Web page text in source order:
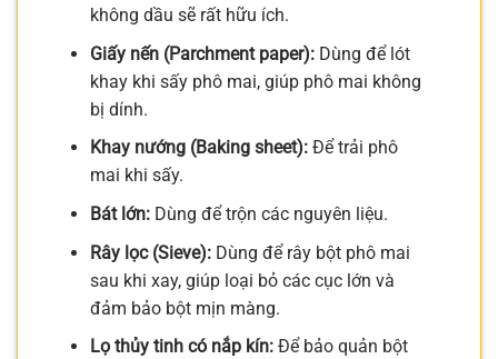
không dầu sẽ rất hữu ích.
Giấy nến (Parchment paper):Dùng để lót
khay khi sấy phô mai, giúp phô mai không
bị dính.
Khay nướng (Baking sheet):Để trải phô
mai khi sấy.
Bát lớn:Dùng để trộn các nguyên liệu.
Rây lọc (Sieve):Dùng để rây bột phô mai
sau khi xay, giúp loại bỏ các cục lớn và
đảm bảo bột mịn màng.
Lọ thủy tinh có nắp kín:Để bảo quản bột